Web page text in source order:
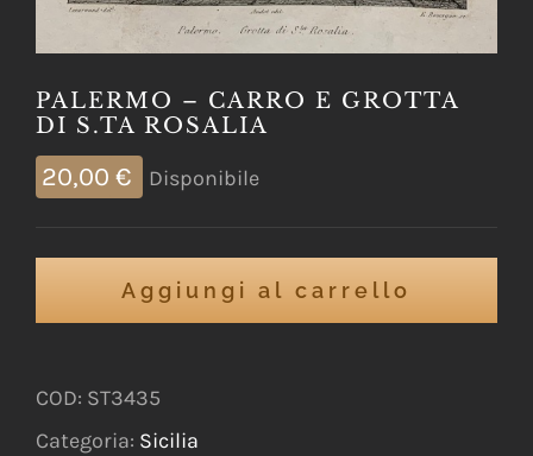
PALERMO – CARRO E GROTTA
DI S.TA ROSALIA
20,00 € Disponibile
Aggiungi al carrello
COD: ST3435
Categoria: Sicilia